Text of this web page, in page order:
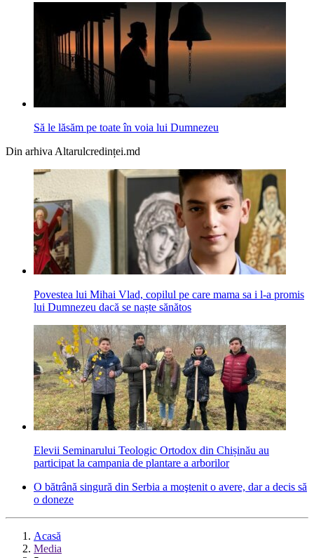
Să le lăsăm pe toate în voia lui Dumnezeu
Din arhiva Altarulcredinței.md
Povestea lui Mihai Vlad, copilul pe care mama sa i l-a promis
lui Dumnezeu dacă se naște sănătos
Elevii Seminarului Teologic Ortodox din Chișinău au
participat la campania de plantare a arborilor
O bătrână singură din Serbia a moştenit o avere, dar a decis să
o doneze
Acasă
Media